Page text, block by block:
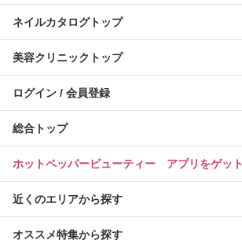
ネイルカタログトップ
美容クリニックトップ
ログイン / 会員登録
総合トップ
ホットペッパービューティー アプリをゲット
近くのエリアから探す
オススメ特集から探す